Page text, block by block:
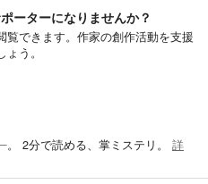
ーターになりませんか？
覧できます。作家の創作活動を支援
ょう。
2分で読める、掌ミステリ。
詳